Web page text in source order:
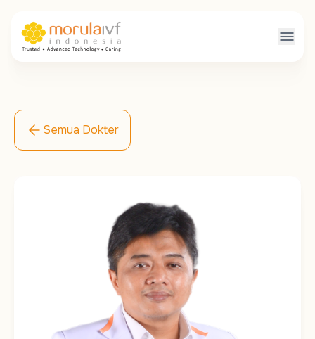
Semua Dokter